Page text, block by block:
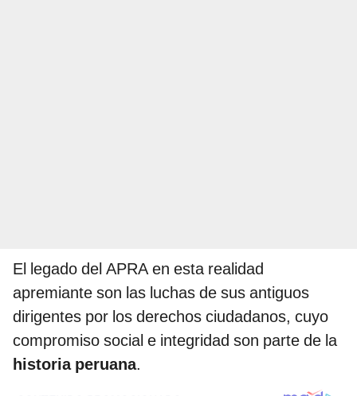
El legado del APRA en esta realidad
apremiante son las luchas de sus antiguos
dirigentes por los derechos ciudadanos, cuyo
compromiso social e integridad son parte de la
historia peruana.